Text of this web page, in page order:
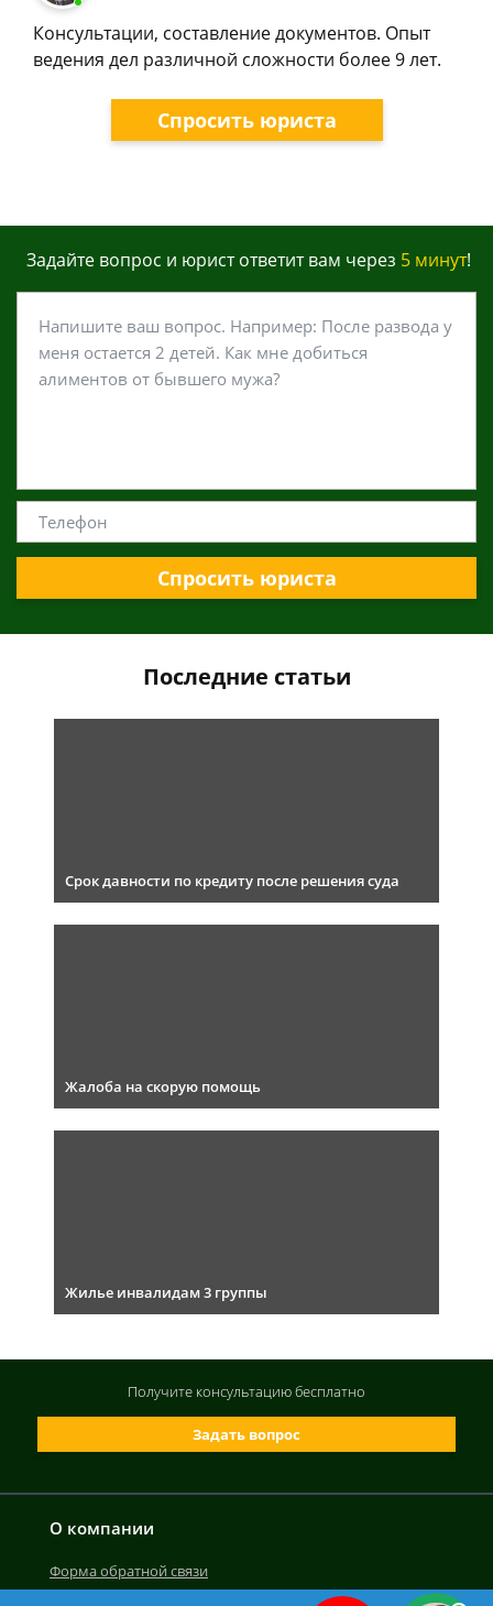
Консультации, составление документов. Опыт
ведения дел различной сложности более 9 лет.
Спросить юриста
Задайте вопрос и юрист ответит вам через 5 минут!
Спросить юриста
Последние статьи
Срок давности по кредиту после решения суда
Жалоба на скорую помощь
Жилье инвалидам 3 группы
О компании
Форма обратной связи
Задать вопрос
Получите консультациюбесплатно